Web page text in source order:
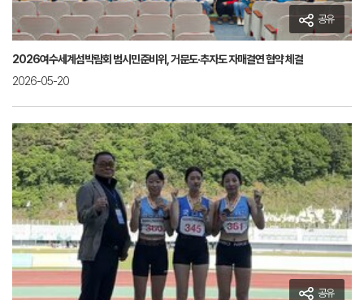
공유
2026여수세계섬박람회 범시민준비위, 거문도·추자도 자매결연 협약 체결
2026-05-20
공유